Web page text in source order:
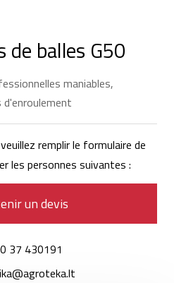
de balles G50
maniables,
d'enroulement
remplir le formulaire de
les personnes suivantes :
un devis
37 430191